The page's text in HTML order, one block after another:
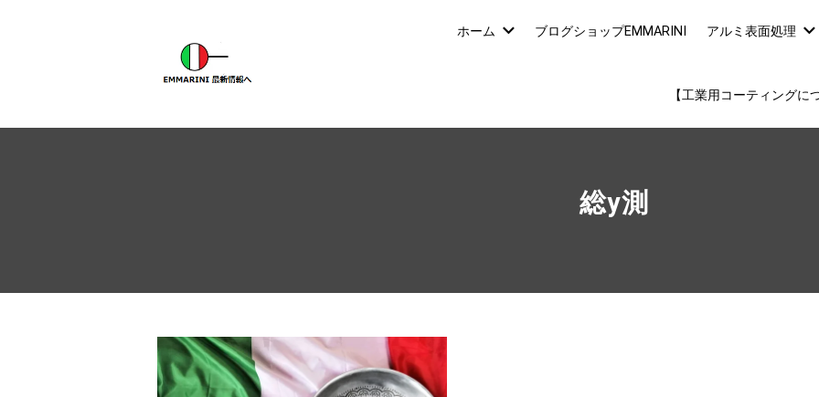
ホーム ブログショップEMMARINI アルミ表面処理
【工業用コーティングに
総y測